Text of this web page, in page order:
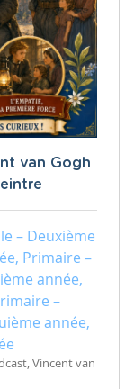
van Gogh
– Deuxième
Primaire –
année,
–
année,
Vincent van